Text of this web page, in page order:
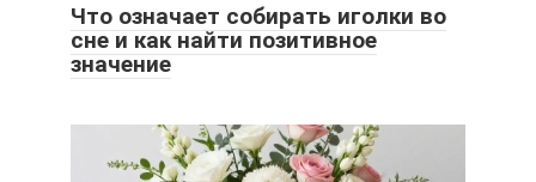
Что означает собирать иголки во
сне и как найти позитивное
значение